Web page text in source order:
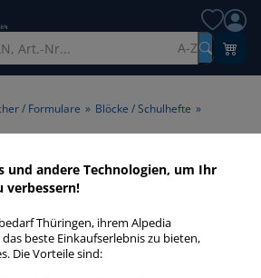
A-Z
/ Formulare » Blöcke / Schulhefte »
A6 > Format
Qualität zum günstigen Preis.
und andere Technologien, um Ihr
verbessern!
Thüringen, ihrem Alpedia
beste Einkaufserlebnis zu bieten,
Die Vorteile sind: